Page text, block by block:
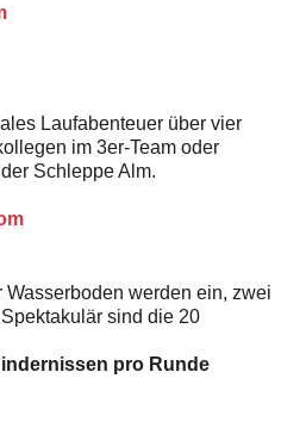
Lauf­abenteuer über vier
im 3er-Team oder
Schleppe Alm.
werden ein, zwei
sind die 20
pro Runde